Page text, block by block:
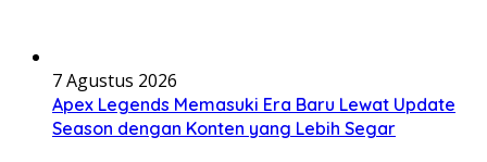
7 Agustus 2026
Apex Legends Memasuki Era Baru Lewat Update
Season dengan Konten yang Lebih Segar